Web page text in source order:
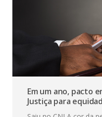
Em um ano, pacto
Justiça para